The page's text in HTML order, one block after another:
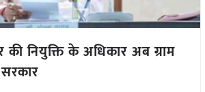
की नियुक्ति के अधिकार अब ग्राम